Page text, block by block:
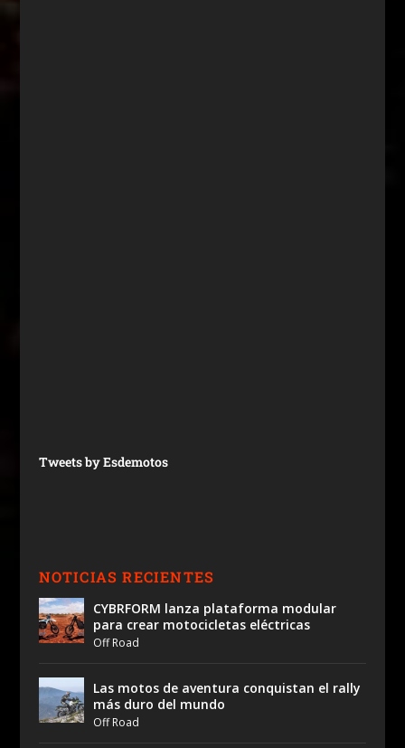
Tweets by Esdemotos
NOTICIAS RECIENTES
CYBRFORM lanza plataforma modular
para crear motocicletas eléctricas
Off Road
Las motos de aventura conquistan el rally
más duro del mundo
Off Road